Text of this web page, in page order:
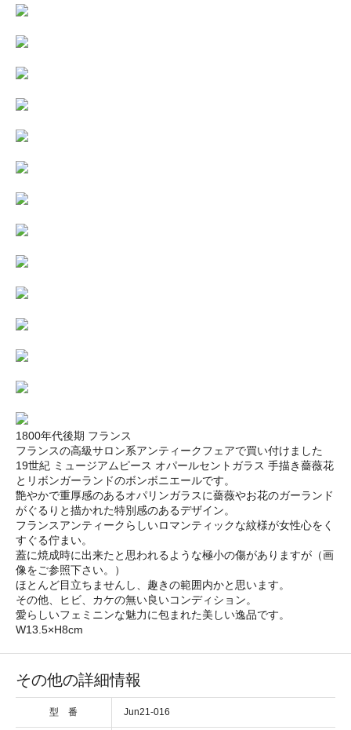
1800年代後期 フランス
フランスの高級サロン系アンティークフェアで買い付けました
19世紀 ミュージアムピース オパールセントガラス 手描き薔薇花
とリボンガーランドのボンボニエールです。
艶やかで重厚感のあるオパリンガラスに薔薇やお花のガーランド
がぐるりと描かれた特別感のあるデザイン。
フランスアンティークらしいロマンティックな紋様が女性心をく
すぐる佇まい。
蓋に焼成時に出来たと思われるような極小の傷がありますが（画
像をご参照下さい。）
ほとんど目立ちませんし、趣きの範囲内かと思います。
その他、ヒビ、カケの無い良いコンディション。
愛らしいフェミニンな魅力に包まれた美しい逸品です。
W13.5×H8cm
その他の詳細情報
型 番 Jun21-016